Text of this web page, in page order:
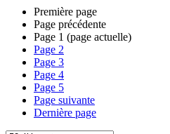
Première page
Page précédente
Page 1 (page actuelle)
Page 2
Page 3
Page 4
Page 5
Page suivante
Dernière page